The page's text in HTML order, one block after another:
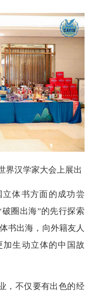
界汉学家大会上展出
体书方面的成功尝
圈出海”的先行探索
书出海，向外籍友人
生动立体的中国故
，不仅要有出色的经